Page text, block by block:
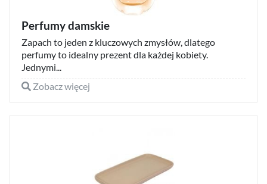
Perfumy damskie
Zapach to jeden z kluczowych zmysłów, dlatego
perfumy to idealny prezent dla każdej kobiety.
Jednymi...
Zobacz więcej